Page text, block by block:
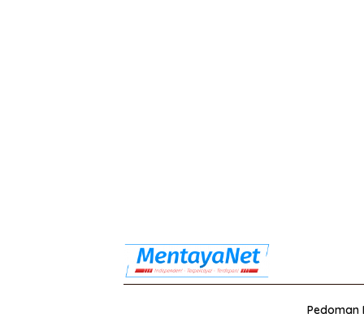
Pedoman